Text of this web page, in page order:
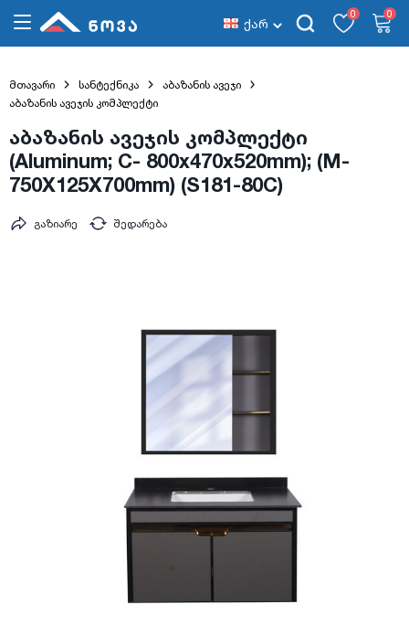
ქარ
0 0
მთავარი სანტექნიკა
აბაზანის ავეჯი
აბაზანის ავეჯის კომპლექტი
აბაზანის ავეჯის კომპლექტი
(Aluminum; C- 800x470x520mm); (M-
750X125X700mm) (S181-80C)
შედარება
გაზიარე